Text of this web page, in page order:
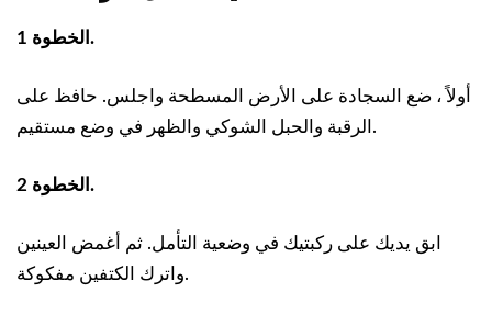
الخطوة 1.
أولاً ، ضع السجادة على الأرض المسطحة واجلس. حافظ على
الرقبة والحبل الشوكي والظهر في وضع مستقيم.
الخطوة 2.
ابق يديك على ركبتيك في وضعية التأمل. ثم أغمض العينين
واترك الكتفين مفكوكة.